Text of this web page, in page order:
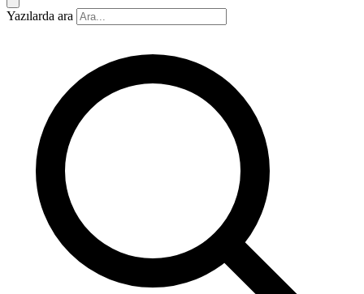
Yazılarda ara